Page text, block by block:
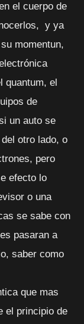
el cuerpo de
y ya
momentun,
quantum, el
de
un auto se
otro lado, o
pero
efecto lo
o una
se sabe con
pasaran a
saber como
que mas
el principio de